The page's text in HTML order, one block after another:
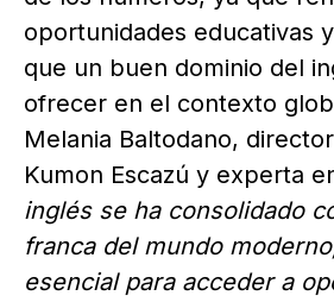
oportunidades educativas
que un buen dominio del
ofrecer en el contexto
Melania Baltodano,
Kumon Escazú y experta
inglés se ha consolidado
franca del mundo
esencial para acceder a